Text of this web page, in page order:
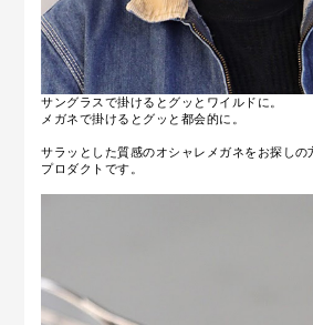
サングラスで掛けるとグッとワイルドに。
メガネで掛けるとグッと都会的に。
サラッとした質感のオシャレメガネをお探しの
プロダクトです。